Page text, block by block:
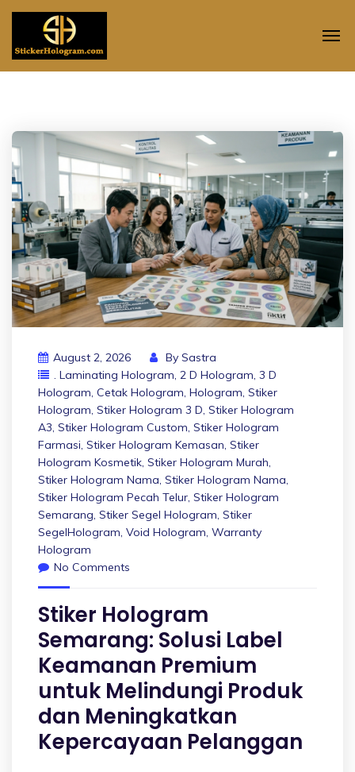
August 2, 2026 By Sastra
. Laminating Hologram, 2 D Hologram, 3 D
Hologram, Cetak Hologram, Hologram, Stiker
Hologram, Stiker Hologram 3 D, Stiker Hologram
A3, Stiker Hologram Custom, Stiker Hologram
Farmasi, Stiker Hologram Kemasan, Stiker
Hologram Kosmetik, Stiker Hologram Murah,
Stiker Hologram Nama, Stiker Hologram Nama,
Stiker Hologram Pecah Telur, Stiker Hologram
Semarang, Stiker Segel Hologram, Stiker
SegelHologram, Void Hologram, Warranty
Hologram
No Comments
Stiker Hologram
Semarang: Solusi Label
Keamanan Premium
untuk Melindungi Produk
dan Meningkatkan
Kepercayaan Pelanggan